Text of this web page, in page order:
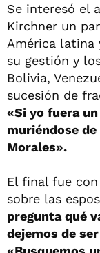
Se interesó el
Kirchner un
América latina
su gestión y
Bolivia,
sucesión de
«Si yo fuera
muriéndose
Morales».
El final fue
sobre las
pregunta qué
dejemos de